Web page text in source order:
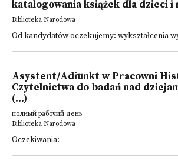
katalogowania książek dla dzieci i
Biblioteka Narodowa
Od kandydatów oczekujemy: wykształcenia
Asystent/Adiunkt w Pracowni
Czytelnictwa do badań nad
(...)
полный рабочий день
Biblioteka Narodowa
Oczekiwania: